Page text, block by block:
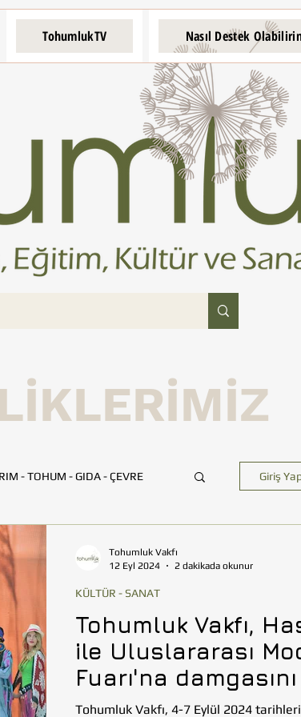
TohumlukTV Nasıl Destek
- TOHUM - GIDA - ÇEVRE
GEZİ
Giriş
Tohumluk Vakfı,
ile Uluslararası
Fuarı'na
Tohumluk Vakfı, 4-7 Eylül 2024
KÜLTÜR - SANAT
Tohumluk Vakfı
12 Eyl 2024
2 dakikada okunur